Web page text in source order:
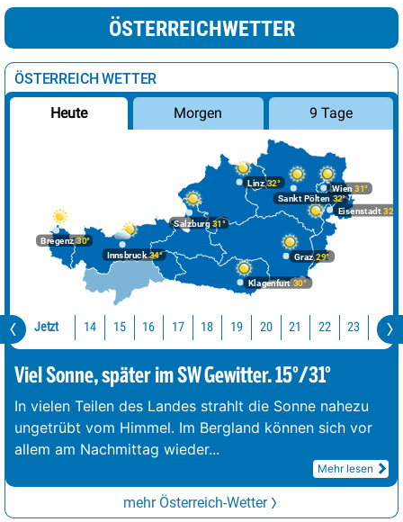
ÖSTERREICHWETTER
ÖSTERREICH WETTER
Heute Morgen 9 Tage
Bregenz30°
Graz29°
Innsbruck34°
Klagenfurt 30°
Linz32°
Salzburg31°
Wien 31°
Eisenstadt 32°
Sankt Pölten 32°
Jetzt 14 15 16 17 18 19 20 21 22 23 0
Viel Sonne, später im SW Gewitter. 15°/31°
In vielen Teilen des Landes strahlt die Sonne nahezu
ungetrübt vom Himmel. Im Bergland können sich vor
allem am Nachmittag wieder...
Mehr lesen
mehr Österreich-Wetter